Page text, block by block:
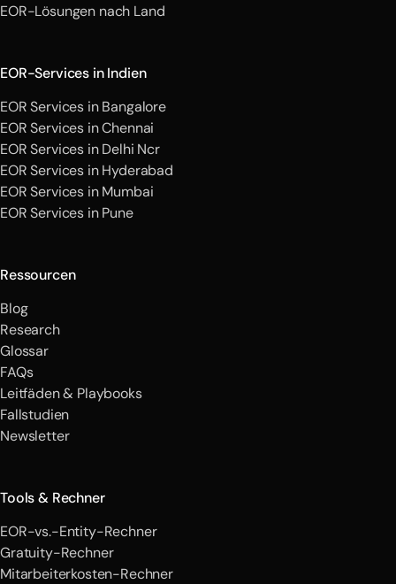
EOR-Lösungen nach Land
EOR-Services in Indien
EOR Services in Bangalore
EOR Services in Chennai
EOR Services in Delhi Ncr
EOR Services in Hyderabad
EOR Services in Mumbai
EOR Services in Pune
Ressourcen
Blog
Research
Glossar
FAQs
Leitfäden & Playbooks
Fallstudien
Newsletter
Tools & Rechner
EOR-vs.-Entity-Rechner
Gratuity-Rechner
Mitarbeiterkosten-Rechner